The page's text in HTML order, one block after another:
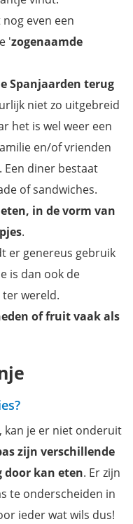
even een
'zogenaamde
Spanjaarden terug
niet zo uitgebreid
het is wel weer een
en/of vrienden
Een diner bestaat
of sandwiches.
in de vorm van
.
er genereus gebruik
is dan ook de
wereld.
of fruit vaak als
kan je er niet onderuit
zijn verschillende
door kan eten. Er zijn
te onderscheiden in
ieder wat wils dus!